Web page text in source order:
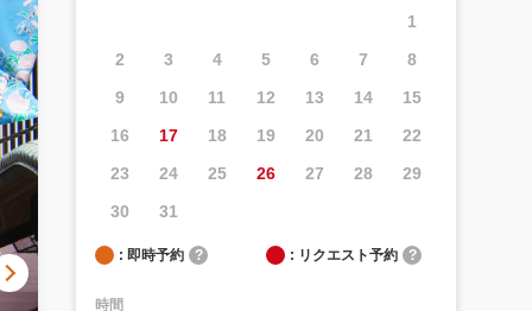
1
2
3 4 5 6 7
8
9
10 11 12 13 14
15
16
17 18 19 20 21
22
23
24 25 26 27 28
29
30
31
: 即時予約 ? : リクエスト予約 ?
時間